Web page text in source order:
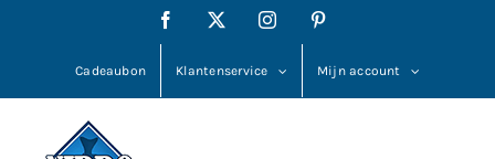
Facebook Instagram
Cadeaubon Klantenservice Mijn account